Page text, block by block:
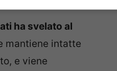
ha svelato al
mantiene intatte
e viene